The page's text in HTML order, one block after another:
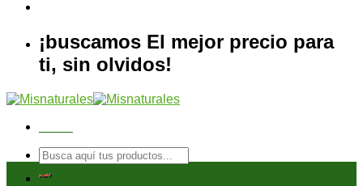
¡buscamos El mejor precio para
ti, sin olvidos!
Buscar
por:
Tienda